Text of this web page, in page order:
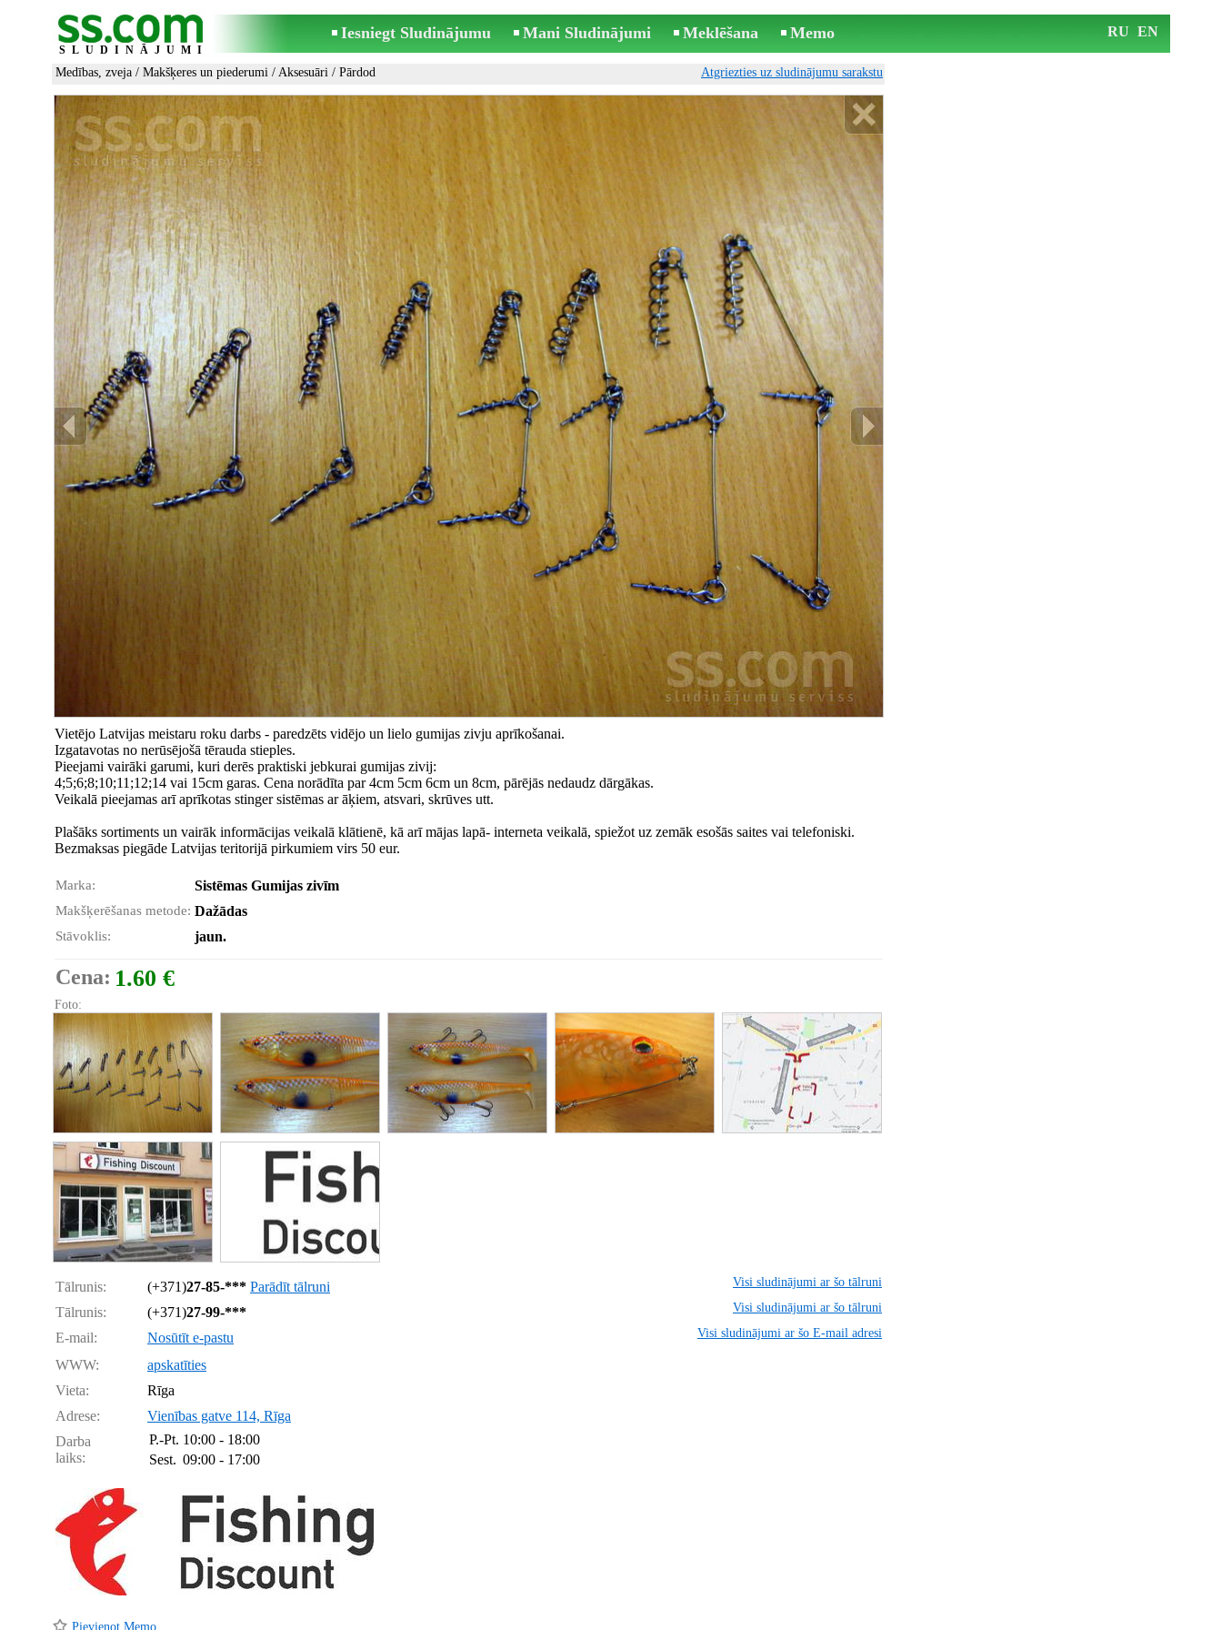
SLUDINĀJUMI
Iesniegt Sludinājumu Mani Sludinājumi Meklēšana Memo RU EN
Medības, zveja / Makšķeres un piederumi / Aksesuāri / Pārdod Atgriezties uz sludinājumu sarakstu
Vietējo Latvijas meistaru roku darbs - paredzēts vidējo un lielo gumijas zivju aprīkošanai.
Izgatavotas no nerūsējošā tērauda stieples.
Pieejami vairāki garumi, kuri derēs praktiski jebkurai gumijas zivij:
4;5;6;8;10;11;12;14 vai 15cm garas. Cena norādīta par 4cm 5cm 6cm un 8cm, pārējās nedaudz dārgākas.
Veikalā pieejamas arī aprīkotas stinger sistēmas ar āķiem, atsvari, skrūves utt.
Plašāks sortiments un vairāk informācijas veikalā klātienē, kā arī mājas lapā- interneta veikalā, spiežot uz zemāk esošās saites vai telefoniski.
Bezmaksas piegāde Latvijas teritorijā pirkumiem virs 50 eur.
Marka: Sistēmas Gumijas zivīm
Makšķerēšanas metode: Dažādas
Stāvoklis: jaun.
Cena: 1.60 €
Foto:
Tālrunis: (+371)27-85-*** Parādīt tālruni Visi sludinājumi ar šo tālruni
Tālrunis: (+371)27-99-*** Visi sludinājumi ar šo tālruni
E-mail: Nosūtīt e-pastu Visi sludinājumi ar šo E-mail adresi
WWW:
apskatīties
Vieta:
Rīga
Adrese:
Vienības gatve 114, Rīga
Darba
laiks:
P.-Pt. 10:00 - 18:00
Sest. 09:00 - 17:00
Pievienot Memo